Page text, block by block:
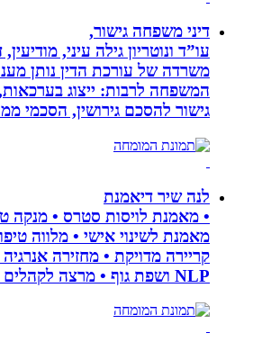
דיני משפחה גישור,
עו”ד ונוטריון גילה עיני, מודיעין,
משרדה של עורכת הדין נותן מענה
המשפחה לרבות: ייצוג בערכאות,
גישור להסכם גירושין, הסכמי ממון,
לנה שיר דיאמנת
• מאמנת לויסות סטרס • מנקה
מאמנת לשינוי אישי • מלווה טיפולי
קריירה מדויקת • מחזירה אנרגיה